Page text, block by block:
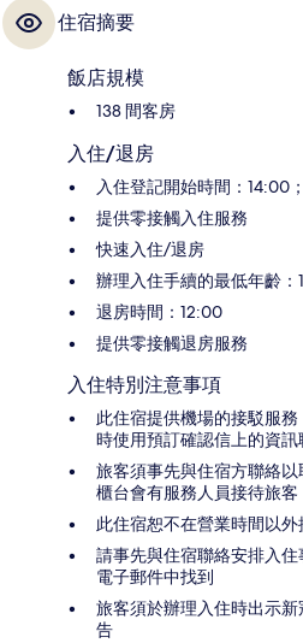
住宿摘要
飯店規模
138 間客房
入住/退房
入住登記開始時間：14:00
提供零接觸入住服務
快速入住/退房
辦理入住手續的最低年齡：
退房時間：12:00
提供零接觸退房服務
入住特別注意事項
此住宿提供機場的接駁服
時使用預訂確認信上的資訊
旅客須事先與住宿方聯絡
櫃台會有服務人員接待旅客
此住宿恕不在營業時間以外
請事先與住宿聯絡安排入
電子郵件中找到
旅客須於辦理入住時出示新
告